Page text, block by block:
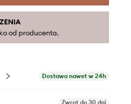
od producenta.
Dostawa nawet w 24h
Zwrot do 30 dni